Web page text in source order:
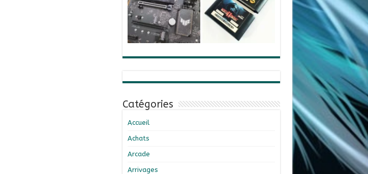
Catégories
Accueil
Achats
Arcade
Arrivages